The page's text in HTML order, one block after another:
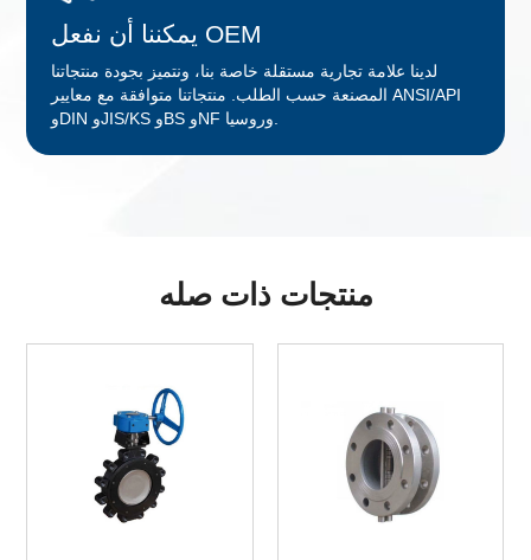
يمكننا أن نفعل OEM
لدينا علامة تجارية مستقلة خاصة بنا، ونتميز بجودة منتجاتنا
المصنعة حسب الطلب. منتجاتنا متوافقة مع معايير ANSI/API
وDIN وJIS/KS وBS وNF وروسيا.
منتجات ذات صله